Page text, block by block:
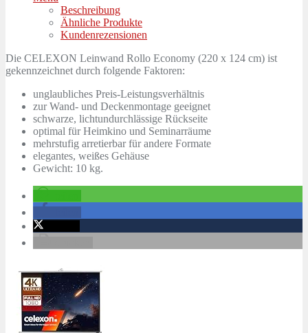
Beschreibung
Ähnliche Produkte
Kundenrezensionen
Die CELEXON Leinwand Rollo Economy (220 x 124 cm) ist
gekennzeichnet durch folgende Faktoren:
unglaubliches Preis-Leistungsverhältnis
zur Wand- und Deckenmontage geeignet
schwarze, lichtundurchlässige Rückseite
optimal für Heimkino und Seminarräume
mehrstufig arretierbar für andere Formate
elegantes, weißes Gehäuse
Gewicht: 10 kg.